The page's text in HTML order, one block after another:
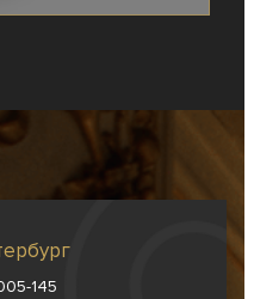
145